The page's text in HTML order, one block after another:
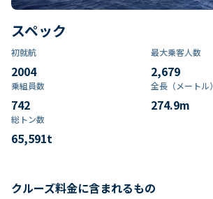
スペック
初就航
2004
最大乗客人数
2,679
乗組員数​
742
全長（メートル）
274.9m
総トン数​
65,591t
クルーズ料金に含まれるもの